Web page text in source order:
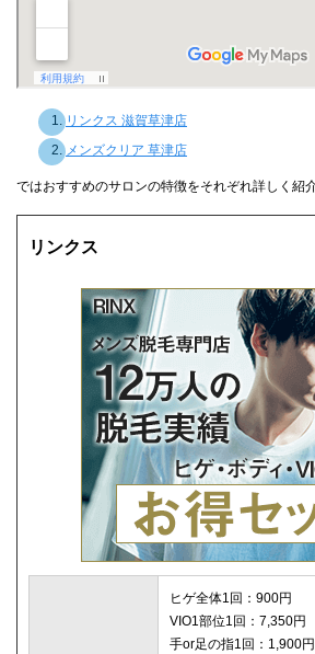
リンクス 滋賀草津店
メンズクリア 草津店
ではおすすめのサロンの特徴をそれぞれ詳しく紹
リンクス
ヒゲ全体1回：900円
VIO1部位1回：7,350円
手or足の指1回：1,900円